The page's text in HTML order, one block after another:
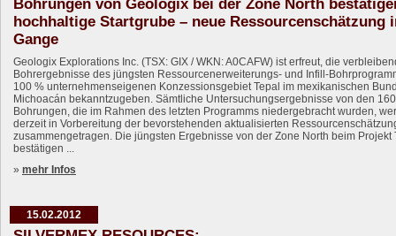
Bohrungen von Geologix bei der Zone North
hochhaltige Startgrube – neue Ressourcenschätzung
Gange
Geologix Explorations Inc. (TSX: GIX / WKN: A0CAFW) ist erfreut, die
Bohrergebnisse des jüngsten Ressourcenerweiterungs- und Infill-
100 % unternehmenseigenen Konzessionsgebiet Tepal im mexikanischen
Michoacán bekanntzugeben. Sämtliche Untersuchungsergebnisse von den 160
Bohrungen, die im Rahmen des letzten Programms niedergebracht wurden,
derzeit in Vorbereitung der bevorstehenden aktualisierten
zusammengetragen. Die jüngsten Ergebnisse von der Zone North beim Projekt
bestätigen ...
» mehr Infos
15.02.2012